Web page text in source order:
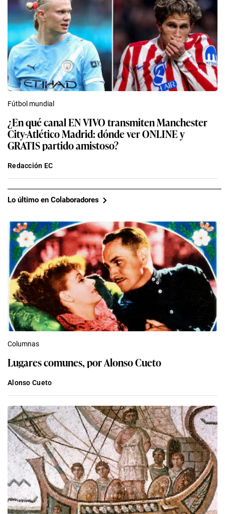
Fútbol mundial
¿En qué canal EN VIVO transmiten Manchester
City-Atlético Madrid: dónde ver ONLINE y
GRATIS partido amistoso?
Redacción EC
Lo último en Colaboradores
Columnas
Lugares comunes, por Alonso Cueto
Alonso Cueto